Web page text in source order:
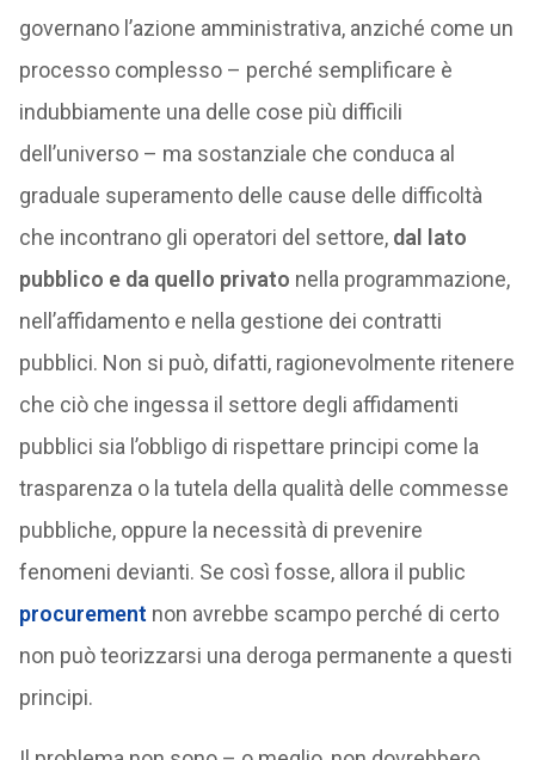
governano l’azione amministrativa, anziché come un
processo complesso – perché semplificare è
indubbiamente una delle cose più difficili
dell’universo – ma sostanziale che conduca al
graduale superamento delle cause delle difficoltà
che incontrano gli operatori del settore, dal lato
pubblico e da quello privato nella programmazione,
nell’affidamento e nella gestione dei contratti
pubblici. Non si può, difatti, ragionevolmente ritenere
che ciò che ingessa il settore degli affidamenti
pubblici sia l’obbligo di rispettare principi come la
trasparenza o la tutela della qualità delle commesse
pubbliche, oppure la necessità di prevenire
fenomeni devianti. Se così fosse, allora il public
procurement non avrebbe scampo perché di certo
non può teorizzarsi una deroga permanente a questi
principi.